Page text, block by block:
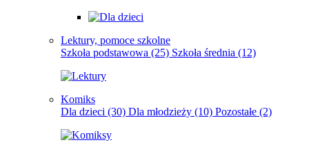
Lektury, pomoce szkolne
Szkoła podstawowa (25) Szkoła średnia (12)
Komiks
Dla dzieci (30) Dla młodzieży (10) Pozostałe (2)